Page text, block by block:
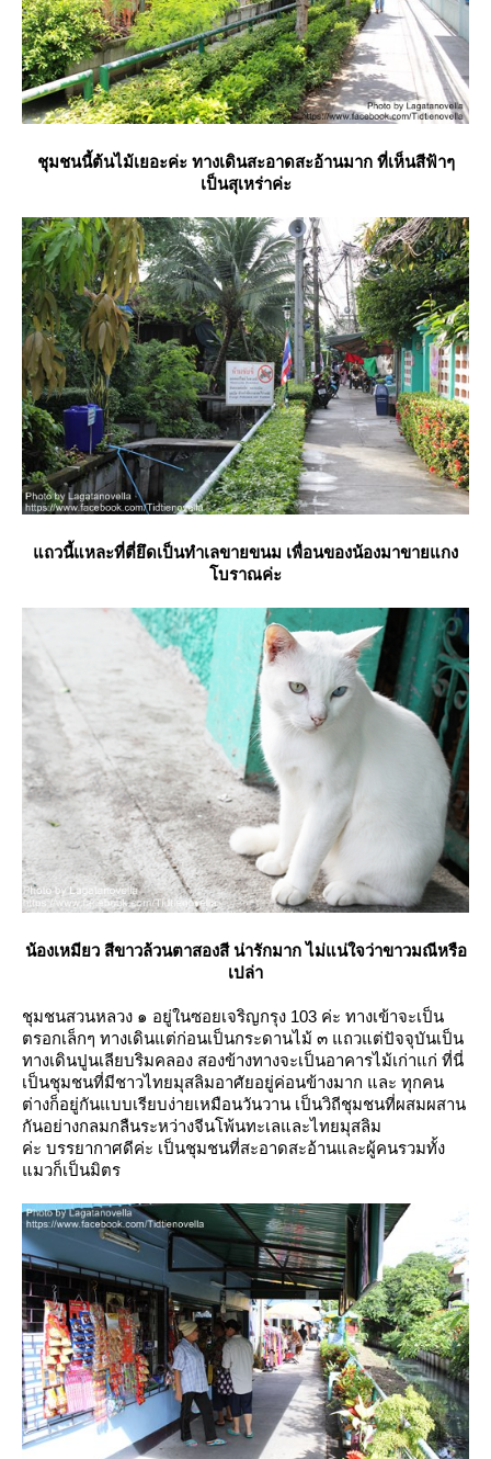
ชุมชนนี้ต้นไม้เยอะค่ะ ทางเดินสะอาดสะอ้านมาก ที่เห็นสีฟ้าๆ
เป็นสุเหร่าค่ะ
ถวนี้แหละที่ตี่ยึดเป็นทำเลขายขนม เพื่อนของน้องมาขายแกง
บราณค่ะ
น้องเหมียว สีขาวล้วนตาสองสี น่ารักมาก ไม่แน่ใจว่าขาวมณีหรือ
เปล่า
ชุมชนสวนหลวง ๑ อยู่ในซอยเจริญกรุง 103 ค่ะ ทางเข้าจะเป็น
ตรอกเล็กๆ ทางเดินแต่ก่อนเป็นกระดานไม้ ๓ แถวแต่ปัจจุบันเป็น
ทางเดินปูนเลียบริมคลอง สองข้างทางจะเป็นอาคารไม้เก่าแก่ ที่นี่
เป็นชุมชนที่มีชาวไทยมุสลิมอาศัยอยู่ค่อนข้างมาก และ ทุกคน
ต่างก็อยู่กันแบบเรียบง่ายเหมือนวันวาน เป็นวิถีชุมชนที่ผสมผสาน
กันอย่างกลมกลืนระหว่างจีนโพ้นทะเลและไทยมุสลิม
ค่ะ บรรยากาศดีค่ะ เป็นชุมชนที่สะอาดสะอ้านและผู้คนรวมทั้ง
มวก็เป็นมิตร